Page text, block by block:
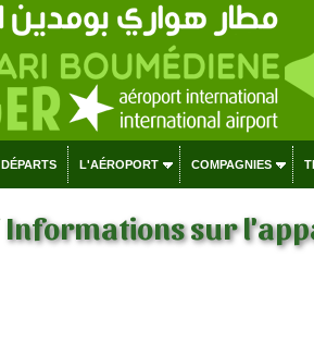
DÉPARTS L'AÉROPORT COMPAGNIES
Informations sur